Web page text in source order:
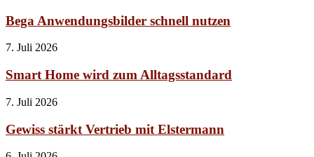
Bega Anwendungsbilder schnell nutzen
7. Juli 2026
Smart Home wird zum Alltagsstandard
7. Juli 2026
Gewiss stärkt Vertrieb mit Elstermann